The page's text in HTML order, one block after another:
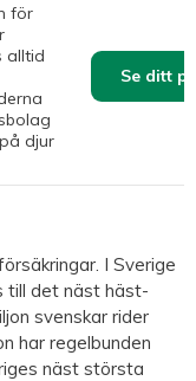
för
alltid
djur
Se ditt
I Sverige
till det näst häst-
svenskar rider
har regelbunden
näst största